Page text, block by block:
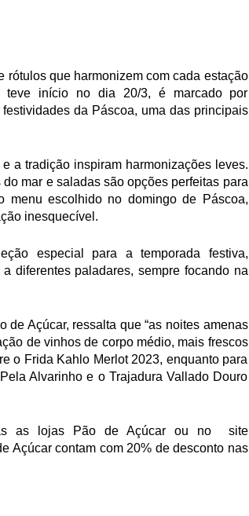
rótulos que harmonizem com cada estação
teve início no dia 20/3, é marcado por
da Páscoa, uma das principais
a tradição inspiram harmonizações leves.
mar e saladas são opções perfeitas para
menu escolhido no domingo de Páscoa,
inesquecível.
especial para a temporada festiva,
diferentes paladares, sempre focando na
Açúcar, ressalta que “as noites amenas
de vinhos de corpo médio, mais frescos
o Frida Kahlo Merlot 2023, enquanto para
Alvarinho e o Trajadura Vallado Douro
as lojas Pão de Açúcar ou no
site
Açúcar contam com 20% de desconto nas